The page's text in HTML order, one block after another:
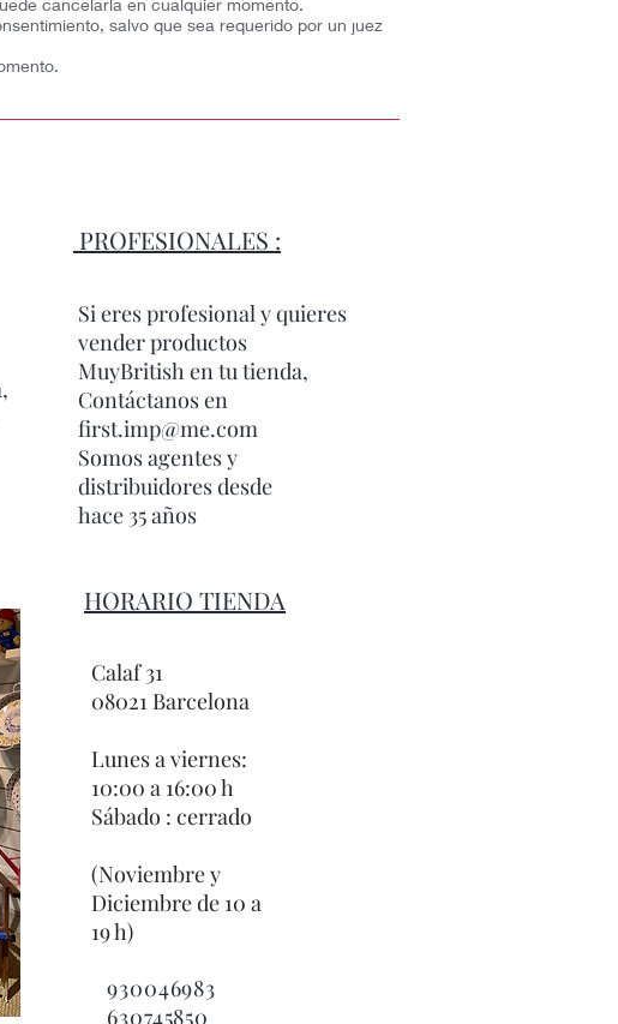
salvo que sea requerido por un juez
PROFESIONALES :
Si eres profesional y quieres
vender productos
MuyBritish en tu tienda,
Contáctanos en
first.imp@me.com
Somos agentes y
distribuidores desde
hace 35 años
HORARIO TIENDA
Calaf 31
08021 Barcelona
Lunes a viernes:
10:00 a 16:00 h
Sábado : cerrado
(Noviembre y
Diciembre de 10 a
19 h)
930046983
630745850